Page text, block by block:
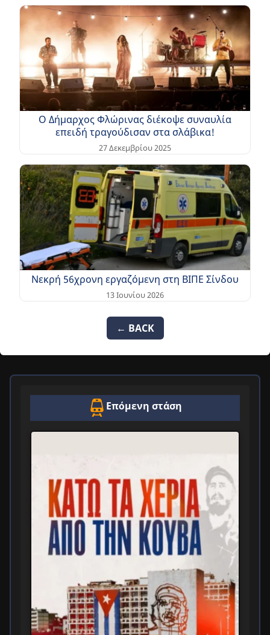
Ο Δήμαρχος Φλώρινας διέκοψε συναυλία
επειδή τραγούδισαν στα σλάβικα!
27 Δεκεμβρίου 2025
Νεκρή 56χρονη εργαζόμενη στη ΒΙΠΕ Σίνδου
13 Ιουνίου 2026
← BACK
Επόμενη στάση